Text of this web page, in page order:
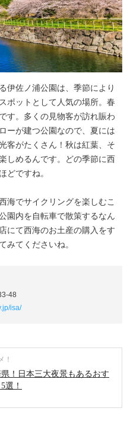
伊佐ノ浦公園は、季節により
ポットとして人気の場所。春
す。多くの見物客が訪れ賑わ
ーが建つ公園なので、夏には
客がたくさん！秋は紅葉、そ
しめるんです。どの季節に西
どですね。
海でサイクリングを楽しむこ
園内を自転車で散策するなん
にて西海のお土産の購入をす
みてくださいね。
48
isa/
！
！日本三大夜景もあるおす
選！